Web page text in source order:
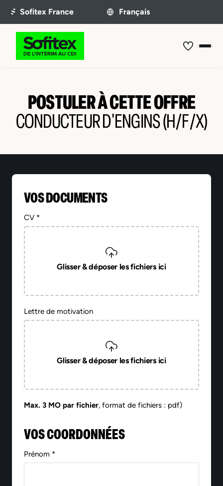
POSTULER À CETTE OFFRE
CONDUCTEUR D'ENGINS (H/F/X)
VOS DOCUMENTS
CV *
Glisser & déposer les fichiers ici
Lettre de motivation
Glisser & déposer les fichiers ici
Max. 3 MO par fichier, format de fichiers : pdf)
VOS COORDONNÉES
Prénom *